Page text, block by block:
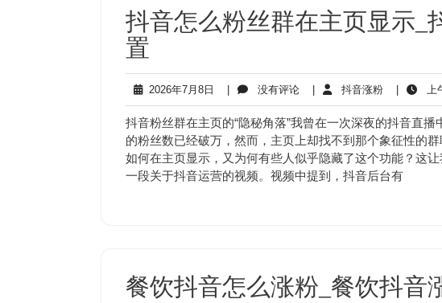
抖音怎么粉丝群在主页显示_
置
2026年7月8日
2026
年
7
月
8
日
没有评论没
有
评
论
抖音涨粉抖
音
涨
粉
上
抖音粉丝群在主页的“隐秘角落”我曾在一次深夜的抖音直
的粉丝数已经破万，然而，主页上却找不到那个象征性的
如何在主页显示，又为何有些人似乎隐藏了这个功能？这
一段关于抖音运营的视频。视频中提到，抖音后台有
餐饮抖音怎么涨粉_餐饮抖音